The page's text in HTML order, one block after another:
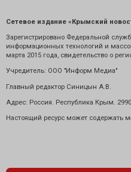
Сетевое издание «Крымский
Зарегистрировано Федеральной
информационных технологий и
марта 2015 года, свидетельство о
Учредитель: ООО "Информ Медиа"
Главный редактор Синицын А.В.
Адрес: Россия. Республика Крым.
Настоящий ресурс может содержать